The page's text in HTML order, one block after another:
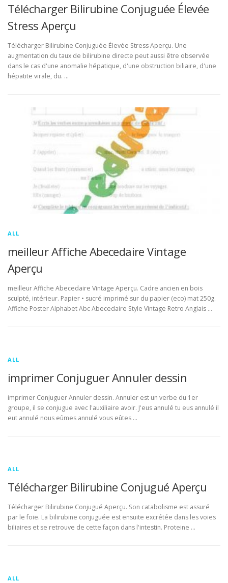
Télécharger Bilirubine Conjuguée Élevée
Stress Aperçu
Télécharger Bilirubine Conjuguée Élevée Stress Aperçu. Une
augmentation du taux de bilirubine directe peut aussi être observée
dans le cas d'une anomalie hépatique, d'une obstruction biliaire, d'une
hépatite virale, du. …
ALL
meilleur Affiche Abecedaire Vintage
Aperçu
meilleur Affiche Abecedaire Vintage Aperçu. Cadre ancien en bois
sculpté, intérieur. Papier • sucré imprimé sur du papier (eco) mat 250g.
Affiche Poster Alphabet Abc Abecedaire Style Vintage Retro Anglais …
ALL
imprimer Conjuguer Annuler dessin
imprimer Conjuguer Annuler dessin. Annuler est un verbe du 1er
groupe, il se conjugue avec l'auxiliaire avoir. J'eus annulé tu eus annulé il
eut annulé nous eûmes annulé vous eûtes …
ALL
Télécharger Bilirubine Conjugué Aperçu
Télécharger Bilirubine Conjugué Aperçu. Son catabolisme est assuré
par le foie. La bilirubine conjuguée est ensuite excrétée dans les voies
biliaires et se retrouve de cette façon dans l'intestin. Proteine …
ALL